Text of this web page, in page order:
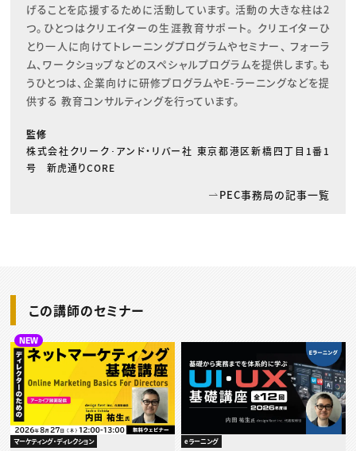
げることを応援するために活動しています。 活動の大きな柱は2
つ。ひとつはクリエイターの生涯教育サポート。 クリエイターひ
とり一人に向けてトレーニングプログラムやセミナー、 フォーラ
ム、ワークショップなどのスペシャルプログラムを提供します。も
うひとつは、企業向けに研修プログラムやE-ラーニングなどを提
供する 教育コンサルティングを行っています。
監修
株式会社クリーク･アンド・リバー社 東京都港区新橋四丁目1番1
号 新虎通りCORE
PEC事務局の記事一覧
この講師のセミナー
NEW
マーケティング・ディレクション eラーニング